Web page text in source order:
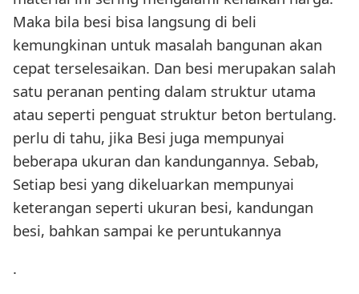
Maka bila besi bisa langsung di beli
kemungkinan untuk masalah bangunan akan
cepat terselesaikan. Dan besi merupakan salah
satu peranan penting dalam struktur utama
atau seperti penguat struktur beton bertulang.
perlu di tahu, jika Besi juga mempunyai
beberapa ukuran dan kandungannya. Sebab,
Setiap besi yang dikeluarkan mempunyai
keterangan seperti ukuran besi, kandungan
besi, bahkan sampai ke peruntukannya
.